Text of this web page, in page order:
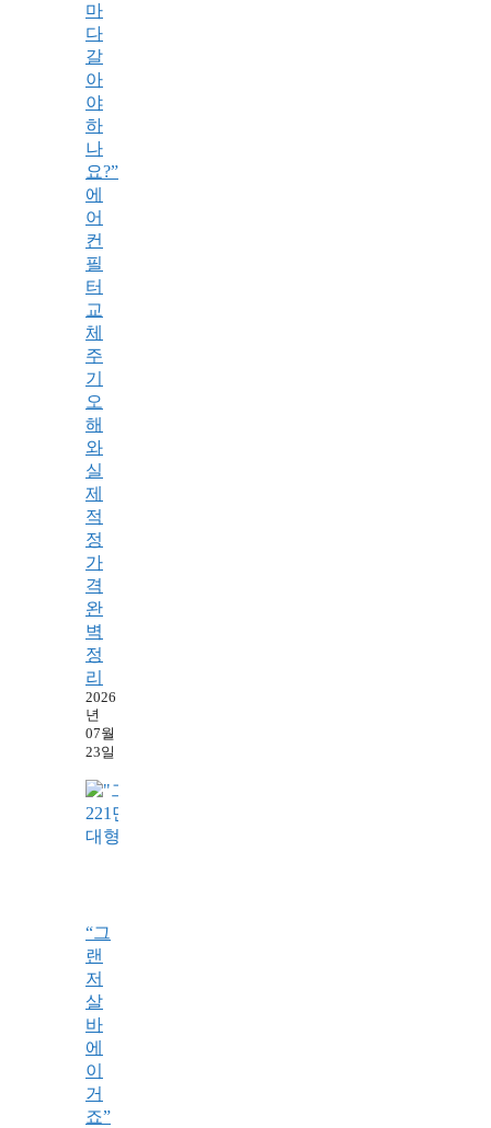
마
다
갈
아
야
하
나
요?”
에
어
컨
필
터
교
체
주
기
오
해
와
실
제
적
정
가
격
완
벽
정
리
2026
년
07월
23일
“그
랜
저
살
바
에
이
거
죠”